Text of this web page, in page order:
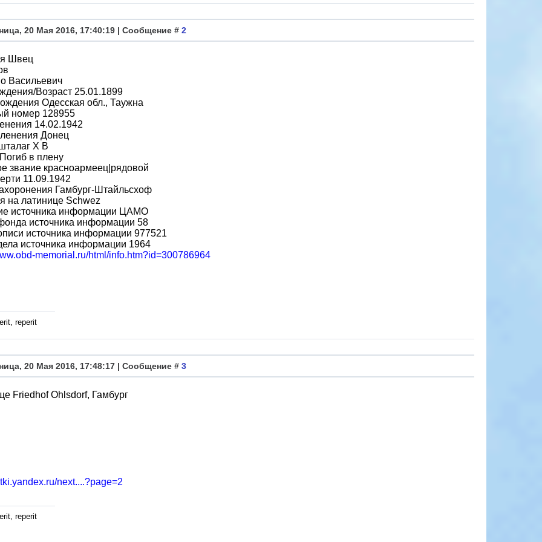
20 Мая 2016, 17:40:19 | Сообщение # 2
Швец
Васильевич
Возраст 25.01.1899
Одесская обл., Таужна
номер 128955
14.02.1942
Донец
X B
в плену
звание красноармеец|рядовой
11.09.1942
Гамбург-Штайльсхоф
на латинице Schwez
источника информации ЦАМО
источника информации 58
источника информации 977521
источника информации 1964
memorial.ru/html/info.htm?id=300786964
reperit
20 Мая 2016, 17:48:17 | Сообщение # 3
Friedhof Ohlsdorf, Гамбург
next....?page=2
reperit